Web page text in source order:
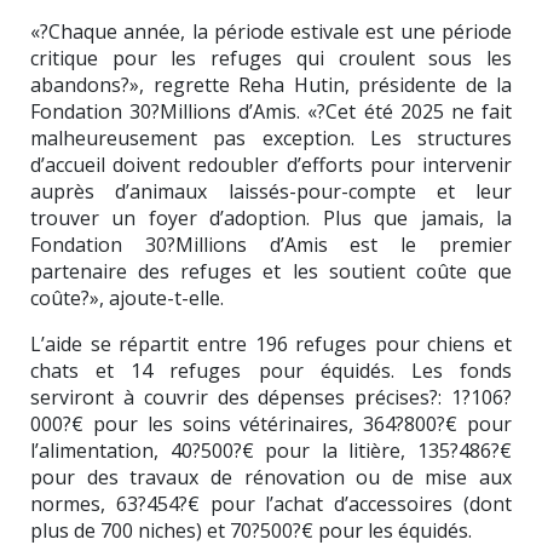
«?Chaque année, la période estivale est une période
critique pour les refuges qui croulent sous les
abandons?», regrette Reha Hutin, présidente de la
Fondation 30?Millions d’Amis. «?Cet été 2025 ne fait
malheureusement pas exception. Les structures
d’accueil doivent redoubler d’efforts pour intervenir
auprès d’animaux laissés-pour-compte et leur
trouver un foyer d’adoption. Plus que jamais, la
Fondation 30?Millions d’Amis est le premier
partenaire des refuges et les soutient coûte que
coûte?», ajoute-t-elle.
L’aide se répartit entre 196 refuges pour chiens et
chats et 14 refuges pour équidés. Les fonds
serviront à couvrir des dépenses précises?: 1?106?
000?€ pour les soins vétérinaires, 364?800?€ pour
l’alimentation, 40?500?€ pour la litière, 135?486?€
pour des travaux de rénovation ou de mise aux
normes, 63?454?€ pour l’achat d’accessoires (dont
plus de 700 niches) et 70?500?€ pour les équidés.